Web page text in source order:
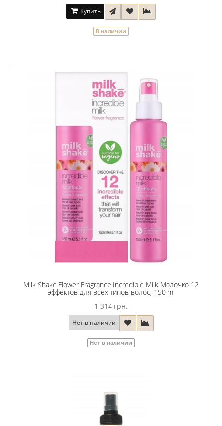
Купить
В наличии
Milk Shake Flower Fragrance Incredible Milk Молочко 12
эффектов для всех типов волос, 150 ml
1 314 грн.
Нет в наличии
Нет в наличии